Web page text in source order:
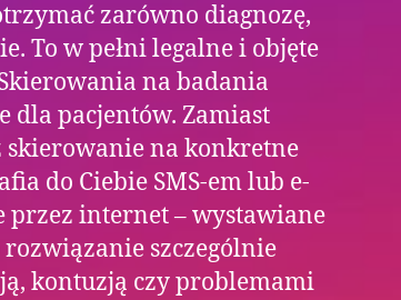
zarówno diagnozę,
To w pełni legalne i objęte
na badania
dla pacjentów. Zamiast
skierowanie na konkretne
do Ciebie SMS-em lub e-
internet – wystawiane
szczególnie
kontuzją czy problemami